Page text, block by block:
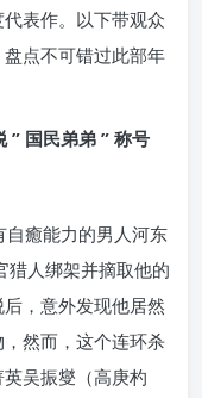
表作。以下带观众
点不可错过此部年
” 国民弟弟 ” 称号
自癒能力的男人河东
猎人绑架并摘取他的
，意外发现他居然
然而，这个连环杀
吴振燮（高庚杓